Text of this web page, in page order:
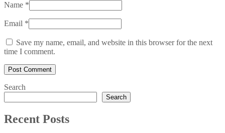
Name *
Email *
Save my name, email, and website in this browser for the next
time I comment.
Search
Search
Recent Posts